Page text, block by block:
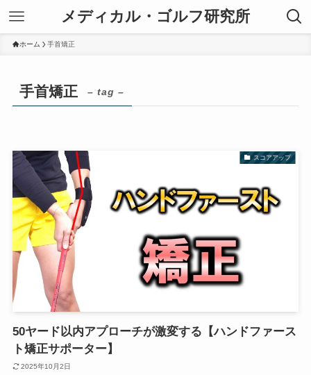
メディカル・ゴルフ研究所
ホーム 手首矯正
手首矯正 – tag –
スコアアップ
50ヤード以内アプローチが激変する【ハンドファース
ト矯正サポーター】
2025年10月2日